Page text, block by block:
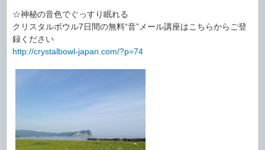
☆神秘の音色でぐっすり眠れる
クリスタルボウル7日間の無料“音”メール講座はこちらからご登
録ください
http://crystalbowl-japan.com/?p=74